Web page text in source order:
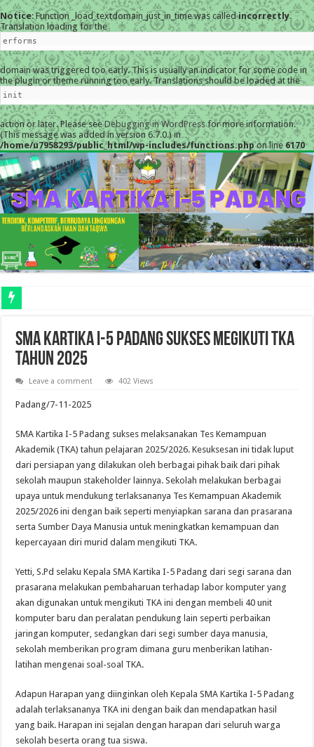
Notice: Function _load_textdomain_just_in_time was calledincorrectly.
Translation loading for the
erforms
domain was triggered too early. This is usually an indicator for some code in
the plugin or theme running too early. Translations should be loaded at the
init
action or later. Please seeDebugging in WordPressfor more information.
(This message was added in version 6.7.0.) in
/home/u7958293/public_html/wp-includes/functions.phpon line 6170
SMA KARTIKA I-5 PADANG SUKSES MEGIKUTI TKA
TAHUN 2025
Leave a comment 402 Views
Padang/7-11-2025
SMA Kartika I-5 Padang sukses melaksanakan Tes Kemampuan
Akademik (TKA) tahun pelajaran 2025/2026. Kesuksesan ini tidak luput
dari persiapan yang dilakukan oleh berbagai pihak baik dari pihak
sekolah maupun stakeholder lainnya. Sekolah melakukan berbagai
upaya untuk mendukung terlaksananya Tes Kemampuan Akademik
2025/2026 ini dengan baik seperti menyiapkan sarana dan prasarana
serta Sumber Daya Manusia untuk meningkatkan kemampuan dan
kepercayaan diri murid dalam mengikuti TKA.
Yetti, S.Pd selaku Kepala SMA Kartika I-5 Padang dari segi sarana dan
prasarana melakukan pembaharuan terhadap labor komputer yang
akan digunakan untuk mengikuti TKA ini dengan membeli 40 unit
komputer baru dan peralatan pendukung lain seperti perbaikan
jaringan komputer, sedangkan dari segi sumber daya manusia,
sekolah memberikan program dimana guru menberikan latihan-
latihan mengenai soal-soal TKA.
Adapun Harapan yang diinginkan oleh Kepala SMA Kartika I-5 Padang
adalah terlaksananya TKA ini dengan baik dan mendapatkan hasil
yang baik. Harapan ini sejalan dengan harapan dari seluruh warga
sekolah beserta orang tua siswa.